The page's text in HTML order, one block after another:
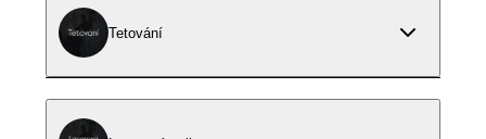
Tetování